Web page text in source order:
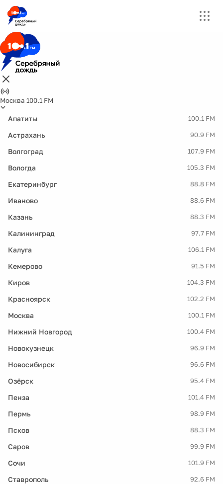
Москва 100.1 FM
Апатиты 100.1 FM
Астрахань 90.9 FM
Волгоград 107.9 FM
Вологда 105.3 FM
Екатеринбург 88.8 FM
Иваново 88.6 FM
Казань 88.3 FM
Калининград 97.7 FM
Калуга 106.1 FM
Кемерово 91.5 FM
Киров 104.3 FM
Красноярск 102.2 FM
Москва 100.1 FM
Нижний Новгород 100.4 FM
Новокузнецк 96.9 FM
Новосибирск 96.6 FM
Озёрск 95.4 FM
Пенза 101.4 FM
Пермь 98.9 FM
Псков 88.3 FM
Саров 99.9 FM
Сочи 101.9 FM
Ставрополь 92.6 FM